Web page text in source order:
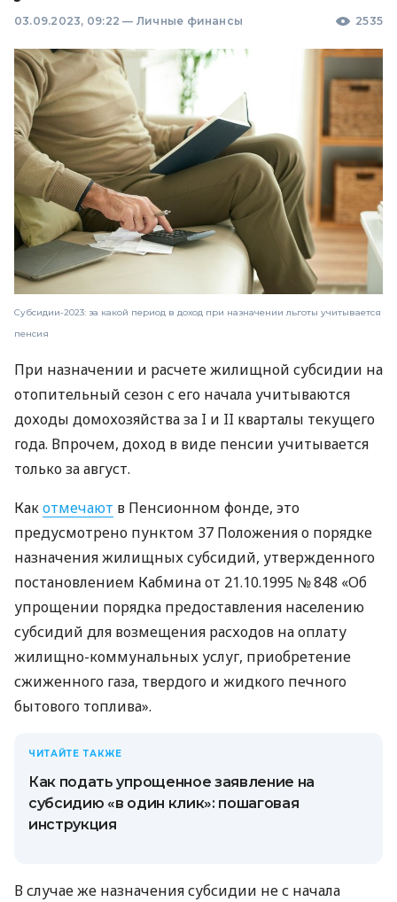
03.09.2023, 09:22 — Личные финансы 2535
Субсидии-2023: за какой период в доход при назначении льготы учитывается
пенсия
При назначении и расчете жилищной субсидии на
отопительный сезон с его начала учитываются
доходы домохозяйства за I и II кварталы текущего
года. Впрочем, доход в виде пенсии учитывается
только за август.
Какотмечают в Пенсионном фонде, это
предусмотрено пунктом 37 Положения о порядке
назначения жилищных субсидий, утвержденного
постановлением Кабмина от 21.10.1995 № 848 «Об
упрощении порядка предоставления населению
субсидий для возмещения расходов на оплату
жилищно-коммунальных услуг, приобретение
сжиженного газа, твердого и жидкого печного
бытового топлива».
ЧИТАЙТЕ ТАКЖЕ
Как подать упрощенное заявление на
субсидию «в один клик»: пошаговая
инструкция
В случае же назначения субсидии не с начала